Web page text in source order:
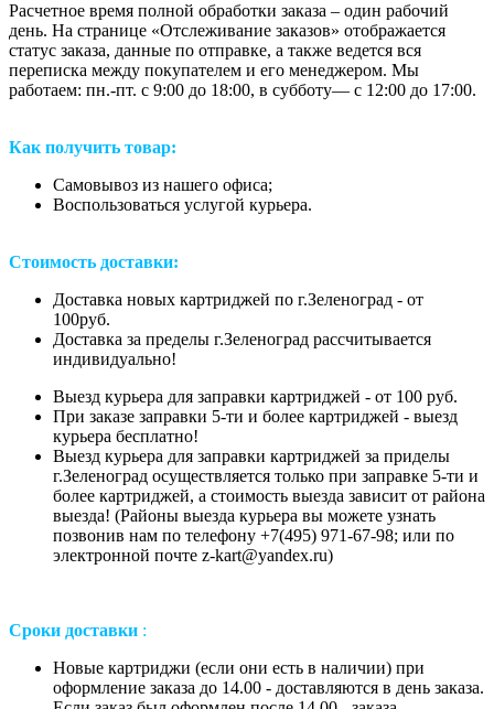
Расчетное время полной обработки заказа – один рабочий
день. На странице «Отслеживание заказов» отображается
статус заказа, данные по отправке, а также ведется вся
переписка между покупателем и его менеджером. Мы
работаем: пн.-пт. с 9:00 до 18:00, в субботу— с 12:00 до 17:00.
Как получить товар:
Самовывоз из нашего офиса;
Воспользоваться услугой курьера.
Стоимость доставки:
Доставка новых картриджей по г.Зеленоград - от
100руб.
Доставка за пределы г.Зеленоград рассчитывается
индивидуально!
Выезд курьера для заправки картриджей - от 100 руб.
При заказе заправки 5-ти и более картриджей - выезд
курьера бесплатно!
Выезд курьера для заправки картриджей за приделы
г.Зеленоград осуществляется только при заправке 5-ти и
более картриджей, а стоимость выезда зависит от района
выезда! (Районы выезда курьера вы можете узнать
позвонив нам по телефону +7(495) 971-67-98; или по
электронной почте z-kart@yandex.ru)
Сроки доставки :
Новые картриджи (если они есть в наличии) при
оформление заказа до 14.00 - доставляются в день заказа.